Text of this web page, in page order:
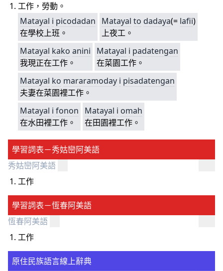
工作，勞動。
Matayal i picodadan
在學校上班。
Matayal to dadaya(= lafii)
上夜工。
Matayal kako anini
我現正在工作。
Matayal i padatengan
在菜園工作。
Matayal ko mararamoday i pisadatengan
夫妻在菜園裡工作。
Matayal i fonon
在水田裡工作。
Matayal i omah
在田園裡工作。
學習詞表－秀姑巒阿美語
秀姑巒阿美語
工作
學習詞表－恆春阿美語
恆春阿美語
工作
原住民族語言線上辭典